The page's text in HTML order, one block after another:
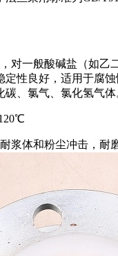
对一般酸碱盐（如乙
定性良好，适用于腐
、氯气、氯化氢气体
浆体和粉尘冲击，耐